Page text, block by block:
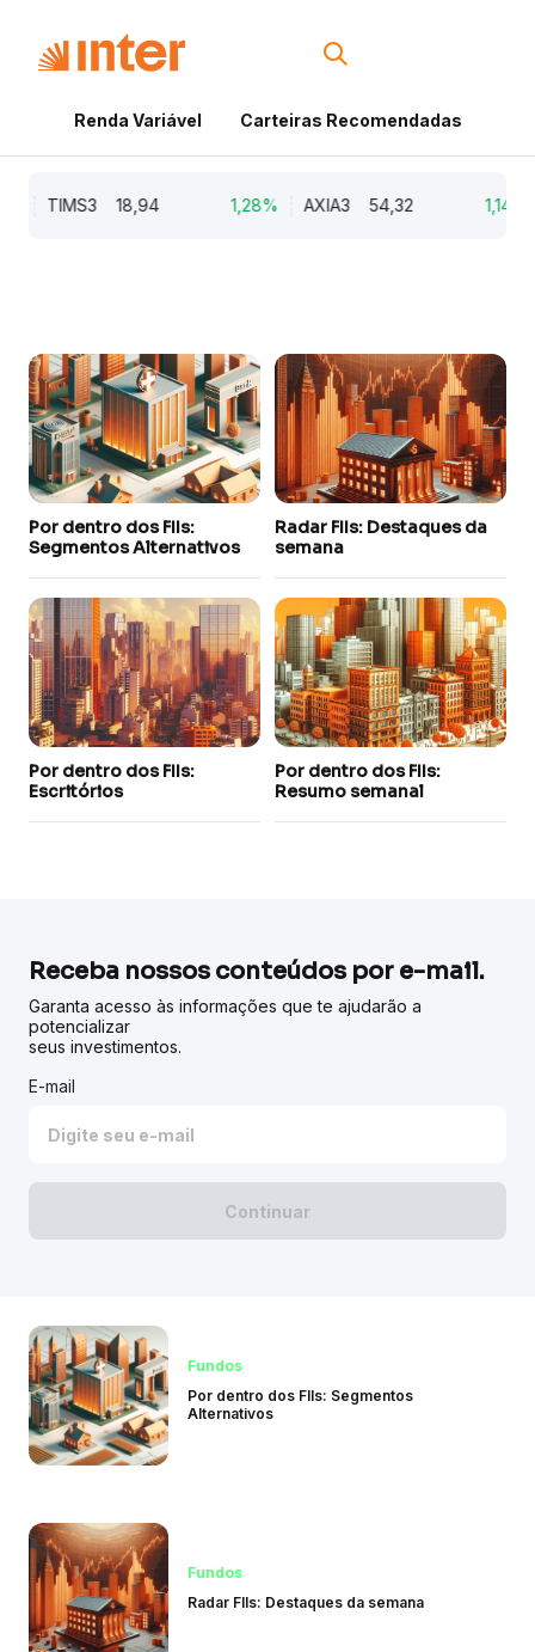
Renda Variável Carteiras Recomendadas
TIMS3 18,94 1,28% AXIA3 54,32 1,14%
Por dentro dos FIIs:
Segmentos Alternativos
Radar FIIs: Destaques da
semana
Por dentro dos FIIs:
Escritórios
Por dentro dos FIIs:
Resumo semanal
Receba nossos conteúdos por e-mail.
Garanta acesso às informações que te ajudarão a
potencializar
seus investimentos.
E-mail
Continuar
Fundos
Por dentro dos FIIs: Segmentos
Alternativos
Fundos
Radar FIIs: Destaques da semana